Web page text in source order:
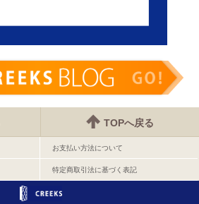
TOPへ戻る
お支払い方法について
特定商取引法に基づく表記